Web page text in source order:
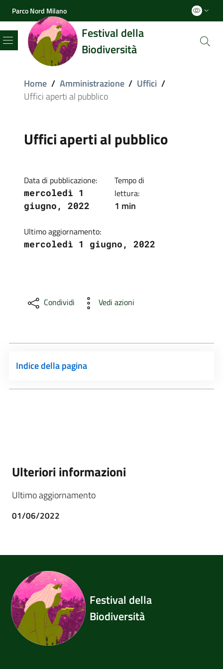
Parco Nord Milano
Festival della
Biodiversità
Menu
Home / Amministrazione / Uffici /
Uffici aperti al pubblico
Uffici aperti al pubblico
Data di pubblicazione:
mercoledì 1
giugno, 2022
Tempo di
lettura:
1 min
Ultimo aggiornamento:
mercoledì 1 giugno, 2022
Condividi Vedi azioni
Indice della pagina
Ulteriori informazioni
Ultimo aggiornamento
01/06/2022
Festival della
Biodiversità